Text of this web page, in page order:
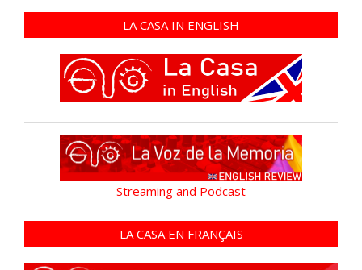
LA CASA IN ENGLISH
Streaming and Podcast
LA CASA EN FRANÇAIS